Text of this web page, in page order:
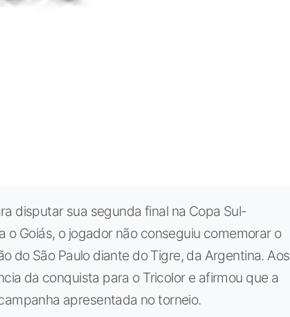
disputar sua segunda final na Copa Sul-
o Goiás, o jogador não conseguiu comemorar o
do São Paulo diante do Tigre, da Argentina. Aos
da conquista para o Tricolor e afirmou que a
apresentada no torneio.